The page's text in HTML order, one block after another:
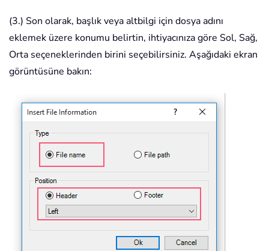
(3.) Son olarak, başlık veya altbilgi için dosya adını
eklemek üzere konumu belirtin, ihtiyacınıza göre Sol, Sağ,
Orta seçeneklerinden birini seçebilirsiniz. Aşağıdaki ekran
görüntüsüne bakın: